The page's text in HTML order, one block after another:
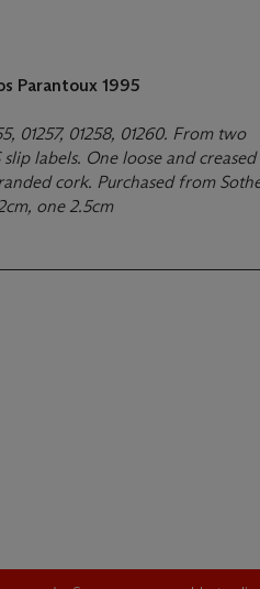
Parantoux 1995
01257, 01258, 01260. From two
labels. One loose and creased
cork. Purchased from
one 2.5cm